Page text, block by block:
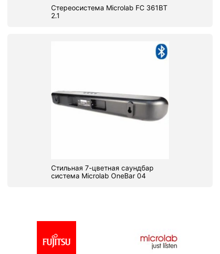
Стереосистема Microlab FC 361BT
2.1
Стильная 7-цветная саундбар
система Microlab OneBar 04